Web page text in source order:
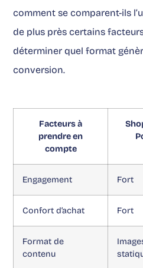
comment se comparent-ils
de plus près certains
déterminer quel format
conversion.
Facteurs à
prendre en
compte
Engagement Fort
Confort d’achat Fort
Format de
contenu